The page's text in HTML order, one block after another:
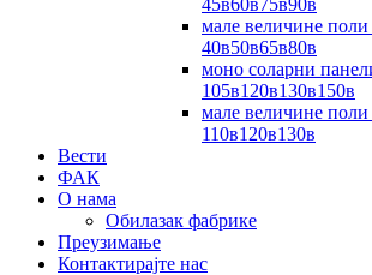
45в60в75в90в
мале величине
40в50в65в80в
моно соларни
105в120в130в150в
мале величине
110в120в130в
Вести
ФАК
О нама
Обилазак фабрике
Преузимање
Контактирајте нас